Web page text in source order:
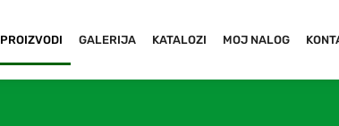
PROIZVODI GALERIJA KATALOZI MOJ NALOG